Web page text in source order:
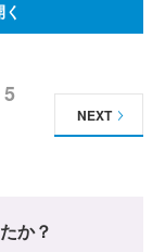
5
NEXT
か？